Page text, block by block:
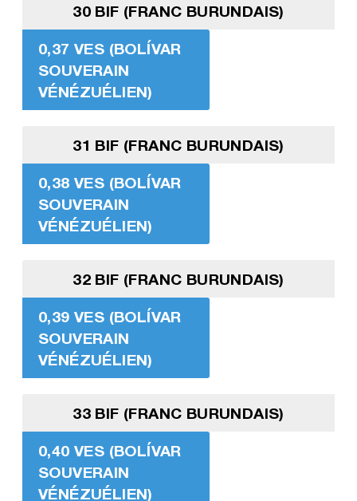
30 BIF (FRANC BURUNDAIS)
0,37 VES (BOLÍVAR
SOUVERAIN
VÉNÉZUÉLIEN)
31 BIF (FRANC BURUNDAIS)
0,38 VES (BOLÍVAR
SOUVERAIN
VÉNÉZUÉLIEN)
32 BIF (FRANC BURUNDAIS)
0,39 VES (BOLÍVAR
SOUVERAIN
VÉNÉZUÉLIEN)
33 BIF (FRANC BURUNDAIS)
0,40 VES (BOLÍVAR
SOUVERAIN
VÉNÉZUÉLIEN)